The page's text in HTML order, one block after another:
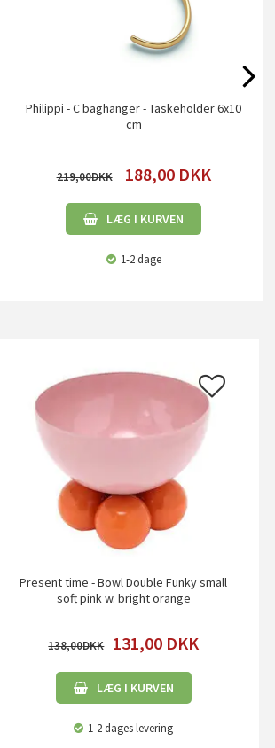
Philippi - C baghanger - Taskeholder 6x10
cm
219,00 188,00 DKK
LÆG I KURVEN
1-2 dage
Present time - Bowl Double Funky small
soft pink w. bright orange
138,00 131,00 DKK
LÆG I KURVEN
1-2 dages levering